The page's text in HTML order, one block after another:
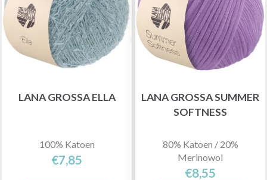
LANA GROSSA ELLA
100% Katoen
€7,85
LANA GROSSA SUMMER
SOFTNESS
80% Katoen / 20%
Merinowol
€8,55